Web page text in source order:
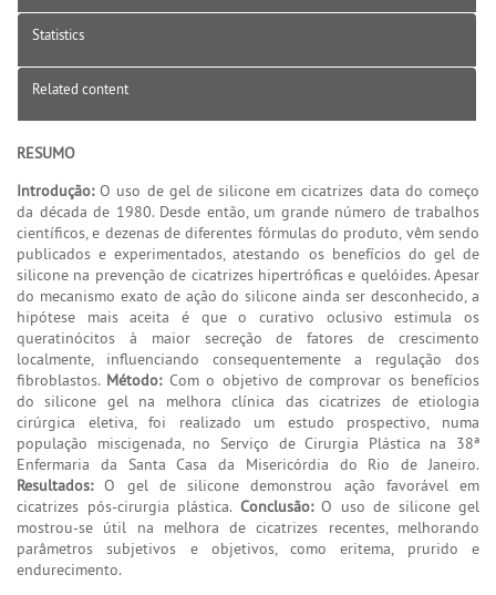
Statistics
Related content
RESUMO
Introdução:O uso de gel de silicone em cicatrizes data do começo
da década de 1980. Desde então, um grande número de trabalhos
científicos, e dezenas de diferentes fórmulas do produto, vêm sendo
publicados e experimentados, atestando os benefícios do gel de
silicone na prevenção de cicatrizes hipertróficas e quelóides. Apesar
do mecanismo exato de ação do silicone ainda ser desconhecido, a
hipótese mais aceita é que o curativo oclusivo estimula os
queratinócitos à maior secreção de fatores de crescimento
localmente, influenciando consequentemente a regulação dos
fibroblastos. Método:Com o objetivo de comprovar os benefícios
do silicone gel na melhora clínica das cicatrizes de etiologia
cirúrgica eletiva, foi realizado um estudo prospectivo, numa
população miscigenada, no Serviço de Cirurgia Plástica na 38ª
Enfermaria da Santa Casa da Misericórdia do Rio de Janeiro.
Resultados:O gel de silicone demonstrou ação favorável em
cicatrizes pós-cirurgia plástica. Conclusão:O uso de silicone gel
mostrou-se útil na melhora de cicatrizes recentes, melhorando
parâmetros subjetivos e objetivos, como eritema, prurido e
endurecimento.